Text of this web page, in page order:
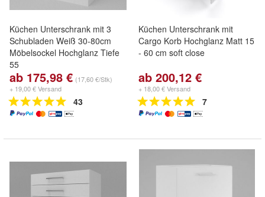
Küchen Unterschrank mit 3
Schubladen Weiß 30-80cm
Möbelsockel Hochglanz Tiefe
55
ab 175,98 € (17,60 €/Stk)
+ 19,00 € Versand
43
Küchen Unterschrank mit
Cargo Korb Hochglanz Matt 15
- 60 cm soft close
ab 200,12 €
+ 18,00 € Versand
7